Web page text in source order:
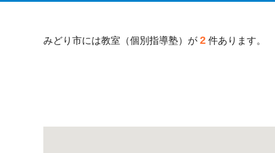
みどり市には教室（個別指導塾）が 2件あります。